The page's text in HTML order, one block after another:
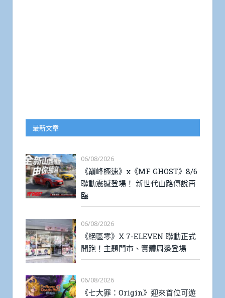
最新文章
06/08/2026
《巔峰極速》x《MF GHOST》8/6
聯動震撼登場！ 新世代山路傳說再
臨
06/08/2026
《絕區零》X 7-ELEVEN 聯動正式
開跑！主題門市、實體周邊登場
06/08/2026
《七大罪：Origin》迎來首位可遊